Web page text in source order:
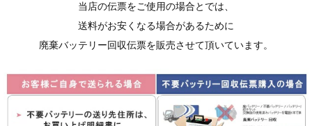
当店の伝票をご使用の場合とでは、
送料がお安くなる場合があるために
廃棄バッテリー回収伝票を販売させて頂いています。